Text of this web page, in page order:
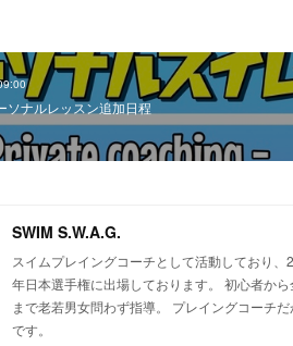
ソナルレッスン追加日程
SWIM S.W.A.G.
スイムプレイングコーチとして活動しており
年日本選手権に出場しております。 初心者か
まで老若男女問わず指導。 プレイングコーチ
です。